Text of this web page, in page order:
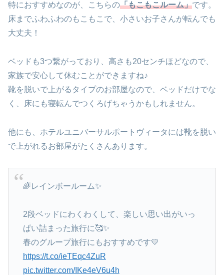
特におすすめなのが、こちらの「もこもこルーム」です。
床までふわふわのもこもこで、小さいお子さんが転んでも
大丈夫！
ベッドも3つ繋がっており、高さも20センチほどなので、
家族で安心して休むことができますね♪
靴を脱いで上がるタイプのお部屋なので、ベッドだけでな
く、床にも寝転んでつくろげちゃうかもしれません。
他にも、ホテルユニバーサルポートヴィータには靴を脱い
で上がれるお部屋がたくさんあります。
🌈レインボールーム✨
2段ベッドにわくわくして、楽しい思い出がいっ
ぱい詰まった旅行に🥰✨
春のグループ旅行にもおすすめです💛
https://t.co/ieTEqc4ZuR
pic.twitter.com/IKe4eV6u4h